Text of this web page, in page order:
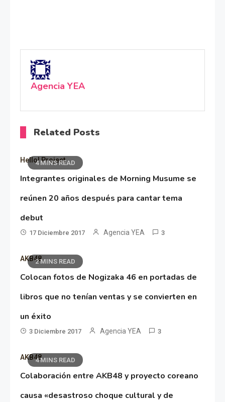
Agencia YEA
Related Posts
4 MINS READ
Hello! Project
Integrantes originales de Morning Musume se
reúnen 20 años después para cantar tema
debut
17 Diciembre 2017 Agencia YEA 3
2 MINS READ
AKB48
Colocan fotos de Nogizaka 46 en portadas de
libros que no tenían ventas y se convierten en
un éxito
3 Diciembre 2017 Agencia YEA 3
4 MINS READ
AKB48
Colaboración entre AKB48 y proyecto coreano
causa «desastroso choque cultural y de